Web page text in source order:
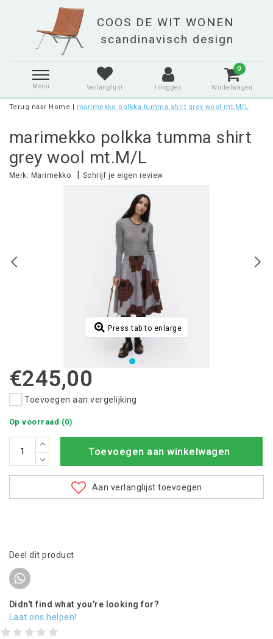
Menu Verlanglijst Inloggen
0
Winkelwagen
Terug naar Home | marimekko polkka tumma shirt grey wool mt.M/L
marimekko polkka tumma shirt
grey wool mt.M/L
Merk: Marimekko | Schrijf je eigen review
Press tab to enlarge
€245,00
Toevoegen aan vergelijking
Op voorraad (0)
Toevoegen aan winkelwagen
Aan verlanglijst toevoegen
Deel dit product
Didn't find what you're looking for?
Laat ons helpen!